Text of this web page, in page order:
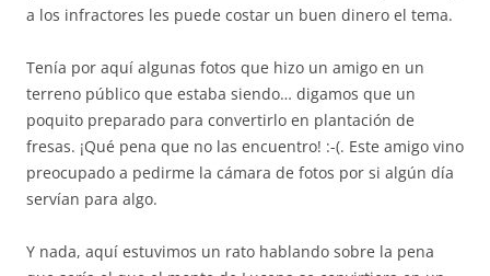
a los infractores les puede costar un buen dinero el tema.
Tenía por aquí algunas fotos que hizo un amigo en un
terreno público que estaba siendo… digamos que un
poquito preparado para convertirlo en plantación de
fresas. ¡Qué pena que no las encuentro! :-(. Este amigo vino
preocupado a pedirme la cámara de fotos por si algún día
servían para algo.
Y nada, aquí estuvimos un rato hablando sobre la pena